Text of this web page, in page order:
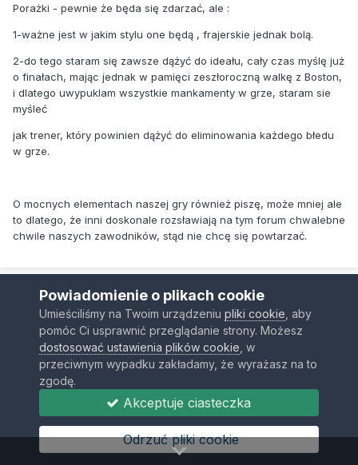
Porażki - pewnie że będa się zdarzać, ale :
1-ważne jest w jakim stylu one będą , frajerskie jednak bolą.
2-do tego staram się zawsze dążyć do ideału, cały czas myślę już
o finałach, mając jednak w pamięci zeszłoroczną walkę z Boston,
i dlatego uwypuklam wszystkie mankamenty w grze, staram sie
myśleć
jak trener, który powinien dążyć do eliminowania każdego błedu
w grze.
O mocnych elementach naszej gry również piszę, może mniej ale
to dlatego, że inni doskonale rozsławiają na tym forum chwalebne
chwile naszych zawodników, stąd nie chcę się powtarzać.
Jendras
Opublikowano 3 Grudnia 2008
Nie wiem, o co wam chodzi. Jest frajeska porażka - jest krytyka,
zupełnie zasłużona. Styl gry pozostawiał wiele do życzenia już
wcześniej, teraz w końcu za to zapłaciliśmy. Chcecie możecie
być tacy wyluzowani i się nie przejmować, ale nie wmawiajcie mi,
Przewidywałem, że z Pacers może być wtopa, ale tu bardziej
chodzi o styl, niż sam fakt porażki. Indiania trochę nam nie leży,
Powiadomienie o plikach cookie
Umieściliśmy na Twoim urządzeniu pliki cookie , aby
pomóc Ci usprawnić przeglądanie strony. Możesz
dostosować ustawienia plików cookie , w
przeciwnym wypadku zakładamy, że wyrażasz na to
zgodę.
Akceptuje ciasteczka
Odrzuć pliki cookie